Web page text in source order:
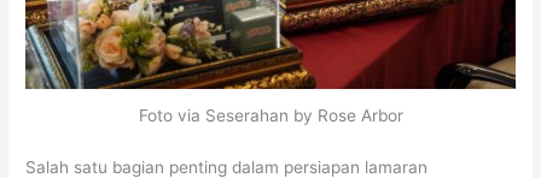
Foto via Seserahan by Rose Arbor
Salah satu bagian penting dalam persiapan lamaran